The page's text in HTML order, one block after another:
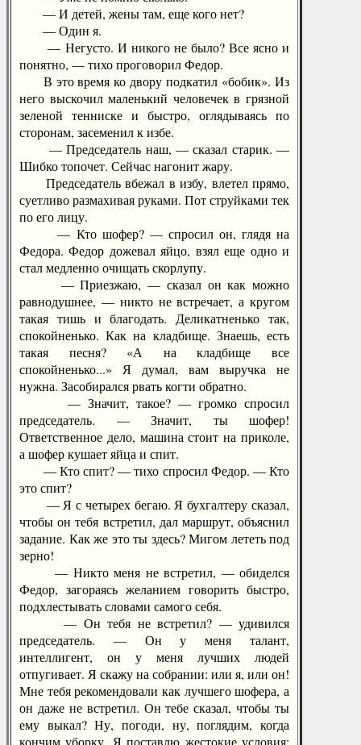
— И детей, жены там, еще кого нет?
— Один я.
— Негусто. И никого не было? Все ясно и
понятно, — тихо проговорил Федор.
В это время ко двору подкатил «бобик». Из
него выскочил маленький человечек в грязной
зеленой тенниске и быстро, оглядываясь по
сторонам, засеменил к избе.
— Председатель наш, — сказал старик. —
Шибко топочет. Сейчас нагонит жару.
Председатель вбежал в избу, влетел прямо,
суетливо размахивая руками. Пот струйками тек
по его лицу.
— Кто шофер? — спросил он, глядя на
Федора. Федор дожевал яйцо, взял еще одно и
стал медленно очищать скорлупу.
— Приезжаю, — сказал он как можно
равнодушнее, — никто не встречает, а кругом
такая тишь и благодать. Деликатненько так,
спокойненько. Как на кладбище. Знаешь, есть
такая песня? «А на кладбище все
спокойненько...» Я думал, вам выручка не
нужна. Засобирался рвать когти обратно.
— Значит, такое? — громко спросил
председатель. — Значит, ты шофер!
Ответственное дело, машина стоит на приколе,
а шофер кушает яйца и спит.
— Кто спит? — тихо спросил Федор. — Кто
это спит?
— Я с четырех бегаю. Я бухгалтеру сказал,
чтобы он тебя встретил, дал маршрут, объяснил
задание. Как же это ты здесь? Мигом лететь под
зерно!
— Никто меня не встретил, — обиделся
Федор, загораясь желанием говорить быстро,
подхлестывать словами самого себя.
— Он тебя не встретил? — удивился
председатель. — Он у меня талант,
интеллигент, он у меня лучших людей
отпугивает. Я скажу на собрании: или я, или он!
Мне тебя рекомендовали как лучшего шофера, а
он даже не встретил. Он тебе сказал, чтобы ты
ему выкал? Ну, погоди, ну, поглядим, когда
кончим уборку. Я поставлю жестокие условия: